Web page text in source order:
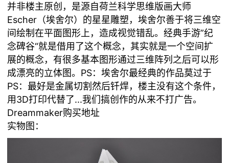
并非楼主原创，是源自荷兰科学思维版画大师
Escher（埃舍尔）的星星雕塑，埃舍尔善于将三维空
间绘制在平面图形上，造成视觉错乱。经典手游”纪
念碑谷“就是借用了这个概念，其实就是一个空间扩
展的概念，有很多基本图形通过三维阵列之后可以形
成漂亮的立体图。PS：埃舍尔最经典的作品莫过于
PS：最好是金属切割然后钎焊，楼主没有这个条件，
用3D打印代替了...我们搞创作的从来不打广告。
Dreammaker购买地址
实物图：